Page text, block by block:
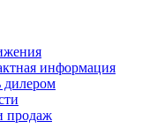
информация
дилером
продаж